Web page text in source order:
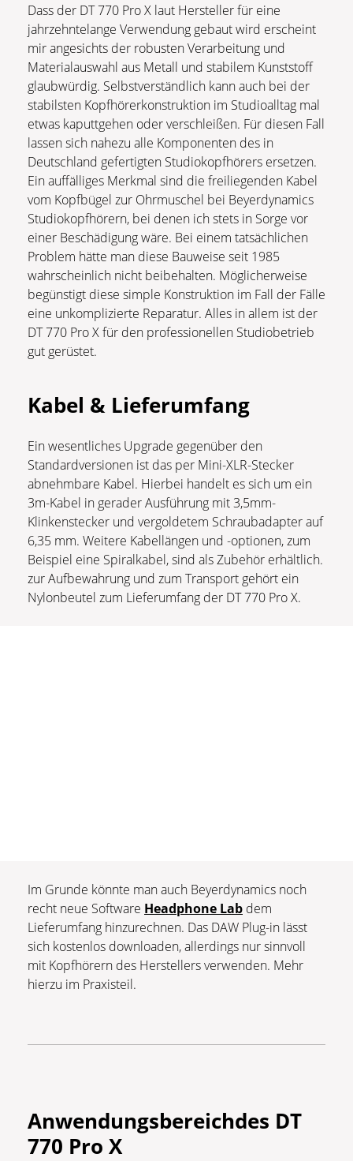
Dass der DT 770 Pro X laut Hersteller für eine
jahrzehntelange Verwendung gebaut wird erscheint
mir angesichts der robusten Verarbeitung und
Materialauswahl aus Metall und stabilem Kunststoff
glaubwürdig. Selbstverständlich kann auch bei der
stabilsten Kopfhörerkonstruktion im Studioalltag mal
etwas kaputtgehen oder verschleißen. Für diesen Fall
lassen sich nahezu alle Komponenten des in
Deutschland gefertigten Studiokopfhörers ersetzen.
Ein auffälliges Merkmal sind die freiliegenden Kabel
vom Kopfbügel zur Ohrmuschel bei Beyerdynamics
Studiokopfhörern, bei denen ich stets in Sorge vor
einer Beschädigung wäre. Bei einem tatsächlichen
Problem hätte man diese Bauweise seit 1985
wahrscheinlich nicht beibehalten. Möglicherweise
begünstigt diese simple Konstruktion im Fall der Fälle
eine unkomplizierte Reparatur. Alles in allem ist der
DT 770 Pro X für den professionellen Studiobetrieb
gut gerüstet.
Kabel & Lieferumfang
Ein wesentliches Upgrade gegenüber den
Standardversionen ist das per Mini-XLR-Stecker
abnehmbare Kabel. Hierbei handelt es sich um ein
3m-Kabel in gerader Ausführung mit 3,5mm-
Klinkenstecker und vergoldetem Schraubadapter auf
6,35 mm. Weitere Kabellängen und -optionen, zum
Beispiel eine Spiralkabel, sind als Zubehör erhältlich.
zur Aufbewahrung und zum Transport gehört ein
Nylonbeutel zum Lieferumfang der DT 770 Pro X.
Im Grunde könnte man auch Beyerdynamics noch
recht neue Software Headphone Lab dem
Lieferumfang hinzurechnen. Das DAW Plug-in lässt
sich kostenlos downloaden, allerdings nur sinnvoll
mit Kopfhörern des Herstellers verwenden. Mehr
hierzu im Praxisteil.
Anwendungsbereichdes DT
770 Pro X